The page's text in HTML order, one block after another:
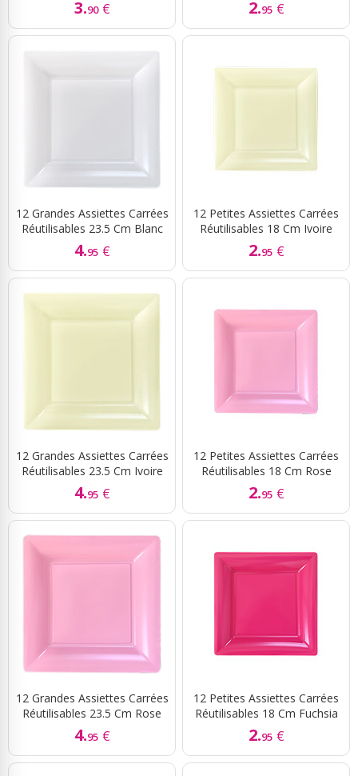
3.90 € 2.95 €
12 Grandes Assiettes Carrées
Réutilisables 23.5 Cm Blanc
4.95 €
12 Petites Assiettes Carrées
Réutilisables 18 Cm Ivoire
2.95 €
12 Grandes Assiettes Carrées
Réutilisables 23.5 Cm Ivoire
4.95 €
12 Petites Assiettes Carrées
Réutilisables 18 Cm Rose
2.95 €
12 Grandes Assiettes Carrées
Réutilisables 23.5 Cm Rose
4.95 €
12 Petites Assiettes Carrées
Réutilisables 18 Cm Fuchsia
2.95 €